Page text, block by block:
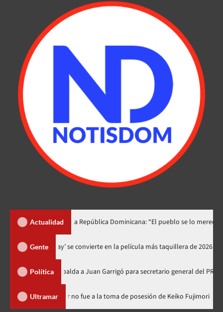
Actualidad
dedica a República Dominicana: “El pueblo se lo merece”
Gente
‘Spider-Man: Brand New Day’ se convierte en la película más
Política
respalda a Juan Garrigó para secretario general del PRM
Ultramar Luis Abinader no fue a la toma de posesión de Keiko